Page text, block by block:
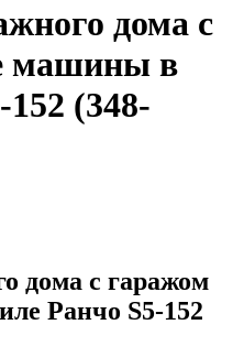
дома с
машины в
152 (348-
дома с гаражом
Ранчо S5-152